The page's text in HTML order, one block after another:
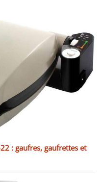
: gaufres, gaufrettes et